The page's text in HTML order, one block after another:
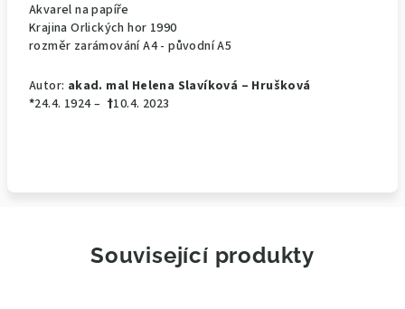
Akvarel na papíře
Krajina Orlických hor 1990
rozměr zarámování A4 - původní A5
Autor: akad. mal Helena Slavíková – Hrušková
*24.4. 1924 – †10.4. 2023
Související produkty